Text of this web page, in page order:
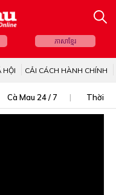
ភាសាខ្មែរ
HỘI CẢI CÁCH HÀNH CHÍNH
Cà Mau 24 / 7 Thời sự